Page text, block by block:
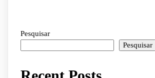
Pesquisar
Pesquisar